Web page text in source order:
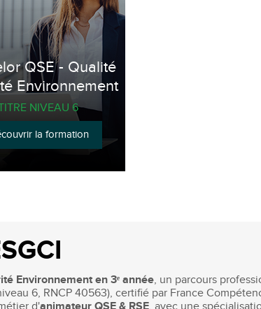
QSE - Qualité
Environnement
NIVEAU 6
la formation
Environnement en 3ᵉ année, un parcours
6, RNCP 40563), certifié par France
d'animateur QSE & RSE, avec une